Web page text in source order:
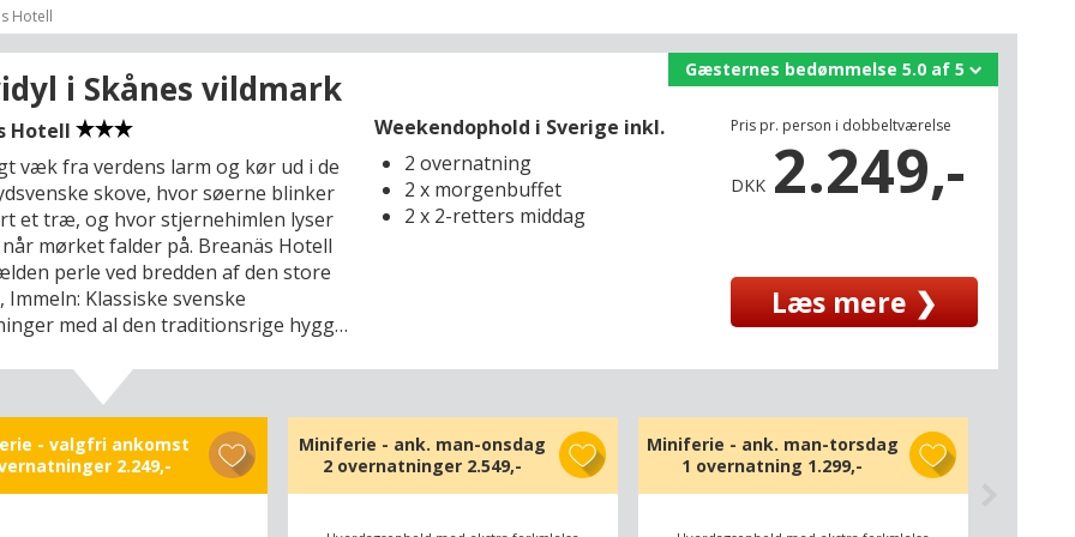
Hotell
i Skånes vildmark
Hotell
væk fra verdens larm og kør ud i de
skove, hvor søerne blinker
et træ, og hvor stjernehimlen lyser
mørket falder på. Breanäs Hotell
perle ved bredden af den store
Immeln: Klassiske svenske
med al den traditionsrige hygge,
den omgivende natur, som kun et
koncept kan byde på. I skal derfor
til både intense naturoplevelser og
for I er havnet på et hotel med
forkælelse, kærlighed til naturen og
Weekendophold i Sverige inkl.
2 overnatning
2 x morgenbuffet
2 x 2-retters middag
Pris pr. person i dobbeltværelse
DKK 2.249,-
Læs mere ❯
Gæsternes bedømmelse 5.0 af 5
- valgfri ankomst
2.249,-
Miniferie - ank. man-onsdag
2 overnatninger 2.549,-
Miniferie - ank. man-torsdag
1 overnatning 1.299,-